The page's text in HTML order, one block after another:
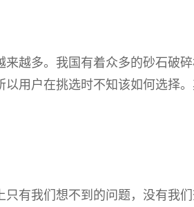
多。我国有着众多的砂石破
用户在挑选时不知该如何选择
我们想不到的问题，没有我